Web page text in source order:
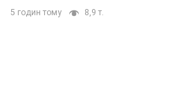
5 годин тому 8,9 т.